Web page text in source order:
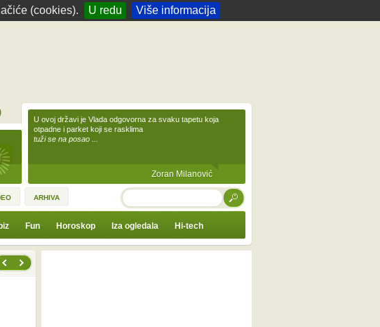
(cookies). U redu Više informacija
U ovoj državi je Vlada odgovorna za svaku tapetu koja
otpadne i parket koji se rasklima
tuži se na posao ...
Zoran Milanović
ARHIVA TRAŽI
Fun Horoskop Iza ogledala Hi-tech